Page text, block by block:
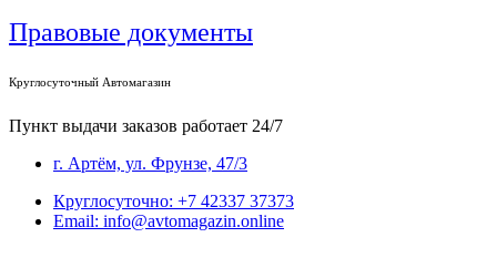
Правовые документы
Круглосуточный Автомагазин
Пункт выдачи заказов работает 24/7
г. Артём, ул. Фрунзе, 47/3
Круглосуточно: +7 42337 37373
Email: info@avtomagazin.online